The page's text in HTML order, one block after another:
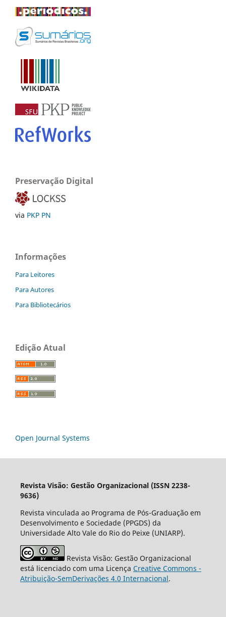
Preservação Digital
via PKP PN
Informações
Para Leitores
Para Autores
Para Bibliotecários
Edição Atual
Open Journal Systems
Revista Visão: Gestão Organizacional (ISSN 2238-
9636)
Revista vinculada ao Programa de Pós-Graduação em
Desenvolvimento e Sociedade (PPGDS) da
Universidade Alto Vale do Rio do Peixe (UNIARP).
Revista Visão: Gestão Organizacional
está licenciado com uma Licença Creative Commons -
Atribuição-SemDerivações 4.0 Internacional.